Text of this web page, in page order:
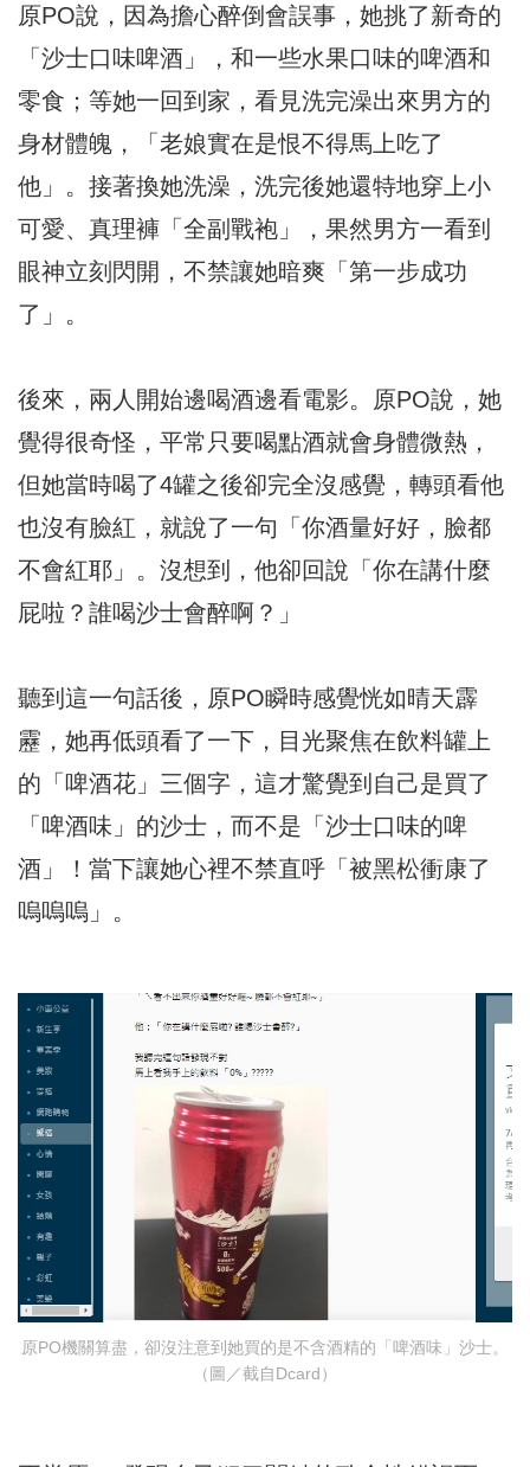
原PO說，因為擔心醉倒會誤事，她挑了新奇的
「沙士口味啤酒」，和一些水果口味的啤酒和
零食；等她一回到家，看見洗完澡出來男方的
身材體魄，「老娘實在是恨不得馬上吃了
他」。接著換她洗澡，洗完後她還特地穿上小
可愛、真理褲「全副戰袍」，果然男方一看到
眼神立刻閃開，不禁讓她暗爽「第一步成功
了」。
後來，兩人開始邊喝酒邊看電影。原PO說，她
覺得很奇怪，平常只要喝點酒就會身體微熱，
但她當時喝了4罐之後卻完全沒感覺，轉頭看他
也沒有臉紅，就說了一句「你酒量好好，臉都
不會紅耶」。沒想到，他卻回說「你在講什麼
屁啦？誰喝沙士會醉啊？」
聽到這一句話後，原PO瞬時感覺恍如晴天霹
靂，她再低頭看了一下，目光聚焦在飲料罐上
的「啤酒花」三個字，這才驚覺到自己是買了
「啤酒味」的沙士，而不是「沙士口味的啤
酒」！當下讓她心裡不禁直呼「被黑松衝康了
嗚嗚嗚」。
原PO機關算盡，卻沒注意到她買的是不含酒精的「啤酒味」沙士。
（圖／截自Dcard）